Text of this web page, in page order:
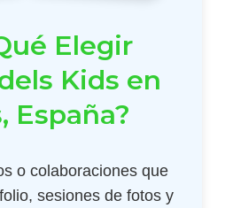
Elegir
Kids en
España?
o colaboraciones que
sesiones de fotos y